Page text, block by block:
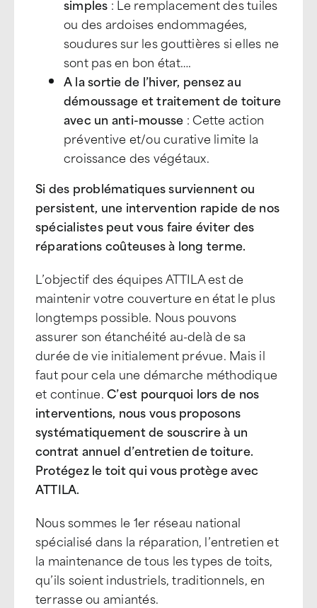
simples : Le remplacement des tuiles
ou des ardoises endommagées,
soudures sur les gouttières si elles ne
sont pas en bon état….
A la sortie de l’hiver, pensez au
démoussage et traitement de toiture
avec un anti-mousse : Cette action
préventive et/ou curative limite la
croissance des végétaux.
Si des problématiques surviennent ou
persistent, une intervention rapide de nos
spécialistes peut vous faire éviter des
réparations coûteuses à long terme.
L’objectif des équipes ATTILA est de
maintenir votre couverture en état le plus
longtemps possible. Nous pouvons
assurer son étanchéité au-delà de sa
durée de vie initialement prévue. Mais il
faut pour cela une démarche méthodique
et continue.C’est pourquoi lors de nos
interventions, nous vous proposons
systématiquement de souscrire à un
contrat annuel d’entretien de toiture.
Protégez le toit qui vous protège avec
ATTILA.
Nous sommes le 1er réseau national
spécialisé dans la réparation, l’entretien et
la maintenance de tous les types de toits,
qu’ils soient industriels, traditionnels, en
terrasse ou amiantés.